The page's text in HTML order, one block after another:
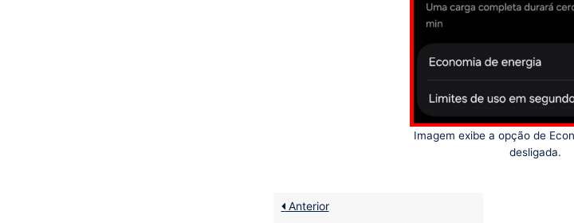
Imagem exibe a opção de
desligada.
Anterior